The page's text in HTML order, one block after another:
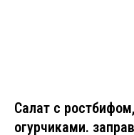
Салат с
огурчиками.